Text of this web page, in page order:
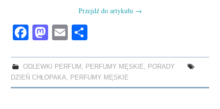
Przejdź do artykułu →
Fa
bo
ok
M
to
do
n
E
ailre
ODLEWKI PERFUM , PERFUMY MĘSKIE, PORADY
DZIEŃ CHŁOPAKA, PERFUMY MĘSKIE